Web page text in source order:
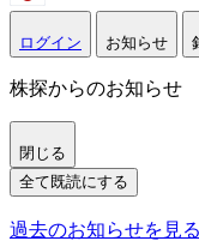
ログイン お知らせ
株探からのお知らせ
閉じる
全て既読にする
過去のお知らせを見る